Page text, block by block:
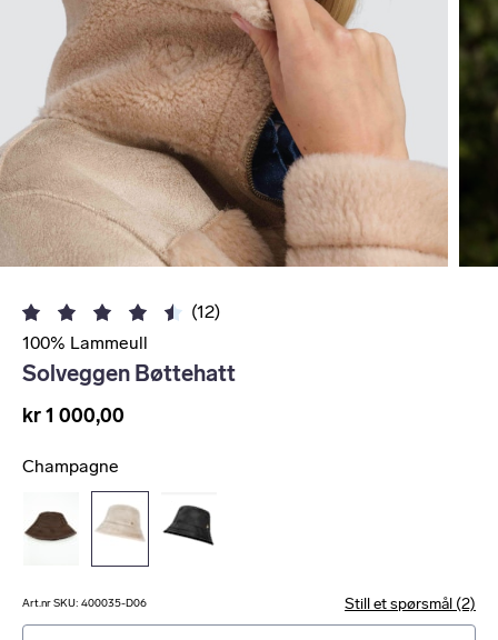
(12)
100% Lammeull
Solveggen Bøttehatt
kr 1 000,00
Champagne
Art.nr SKU: 400035-D06 Still et spørsmål (2)